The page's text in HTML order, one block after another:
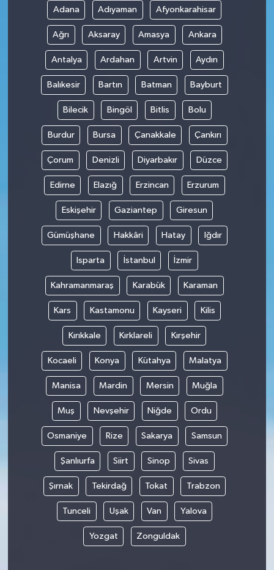
Adana Adıyaman Afyonkarahisar
Ağrı Aksaray Amasya Ankara
Antalya Ardahan Artvin Aydın
Balıkesir Bartın Batman Bayburt
Bilecik Bingöl Bitlis Bolu
Burdur Bursa Çanakkale Çankırı
Çorum Denizli Diyarbakır Düzce
Edirne Elazığ Erzincan Erzurum
Eskişehir Gaziantep Giresun
Gümüşhane Hakkâri Hatay Iğdır
Isparta İstanbul İzmir
Kahramanmaraş Karabük Karaman
Kars Kastamonu Kayseri Kilis
Kırıkkale Kırklareli Kırşehir
Kocaeli Konya Kütahya Malatya
Manisa Mardin Mersin Muğla
Muş Nevşehir Niğde Ordu
Osmaniye Rize Sakarya Samsun
Şanlıurfa Siirt Sinop Sivas
Şırnak Tekirdağ Tokat Trabzon
Tunceli Uşak Van Yalova
Yozgat Zonguldak